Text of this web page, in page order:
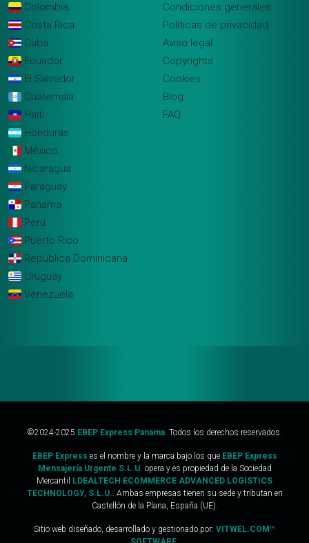
Colombia
Costa Rica
Cuba
Ecuador
El Salvador
Guatemala
Haiti
Honduras
México
Nicaragua
Paraguay
Panama
Perú
Puerto Rico
República Dominicana
Uruguay
Venezuela
Condiciones generales
Políticas de privacidad
Aviso legal
Copyrights
Cookies
Blog
FAQ
©2024-2025 EBEP Express Panama. Todos los derechos reservados.
EBEP Express es el nombre y la marca bajo los que EBEP Express
Mensajería Urgente S.L.U. opera y es propiedad de la Sociedad
Mercantil
LDEALTECH ECOMMERCE ADVANCED LOGISTICS
TECHNOLOGY, S.L.U.. Ambas empresas tienen su sede y tributan en
Castellón de la Plana, España (UE).
Sitio web diseñado, desarrollado y gestionado por: VITWEL.COM™